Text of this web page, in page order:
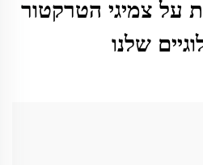
על צמיגי הטרקטור
שלנו